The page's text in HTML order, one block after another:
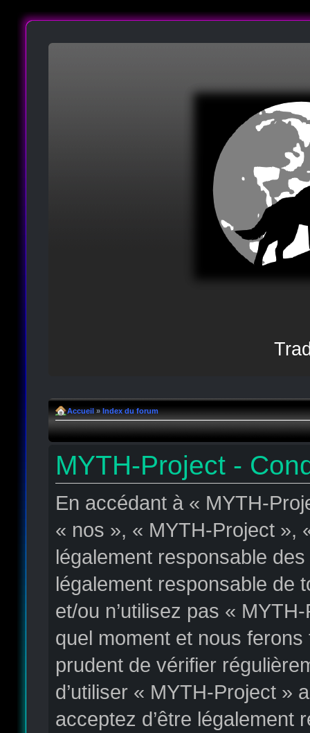
Accueil » Index du forum
MYTH-Project -
En accédant à « MYTH-
« nos », « MYTH-Project »,
légalement responsable
légalement responsable de
et/ou n’utilisez pas «
quel moment et nous
prudent de vérifier
d’utiliser « MYTH-Project »
acceptez d’être légalement